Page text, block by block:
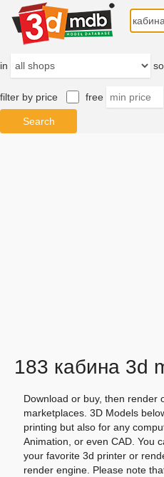
in
filter by price free
183 кабина 3d
Download or buy, then render
marketplaces. 3D Models
printing but also for any
Animation, or even CAD. You
your favorite 3d printer or
render engine. Please note